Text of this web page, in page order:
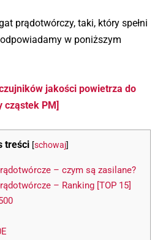
prądotwórczy, taki, który spełni
w poniższym
jakości powietrza do
cząstek PM]
treści [schowaj]
– czym są zasilane?
– Ranking [TOP 15]